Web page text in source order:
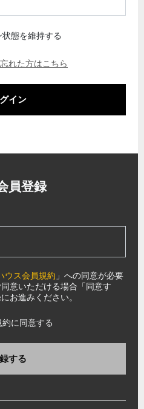
状態を維持する
れた方はこちら
イン
員登録
ウス会員規約 」への同意が必要
意いただける場合「同意す
お進みください。
に同意する
する